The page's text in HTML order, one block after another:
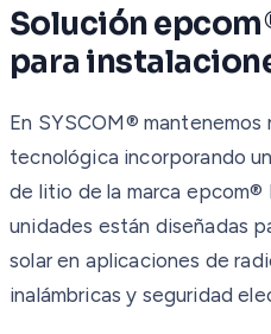
Solución
para
En SYSCOM® mantenemos
tecnológica incorporando
de litio de la marca epcom®
unidades están diseñadas
solar en aplicaciones de
inalámbricas y seguridad